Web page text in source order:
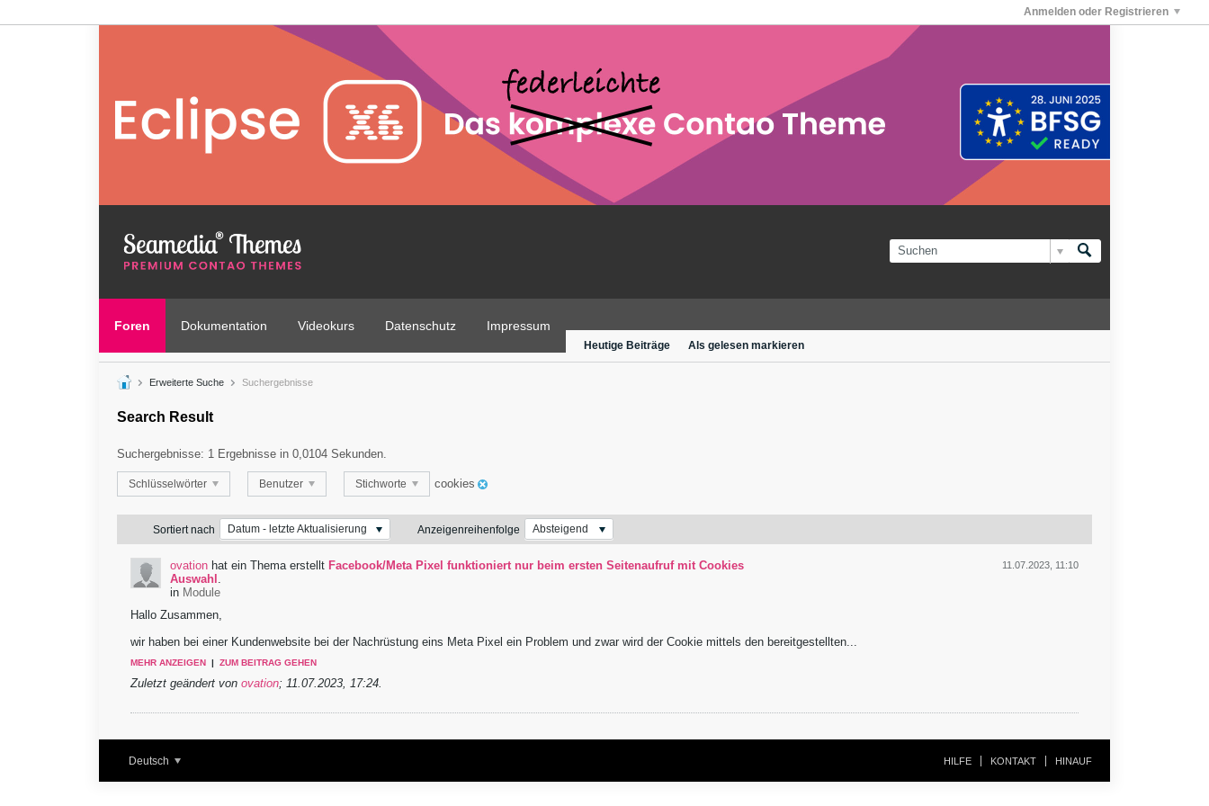
Anmelden oder Registrieren
Foren Dokumentation Videokurs Datenschutz Impressum
Heutige Beiträge Als gelesen markieren
Erweiterte Suche Suchergebnisse
Search Result
Suchergebnisse: 1 Ergebnisse in 0,0104 Sekunden.
Schlüsselwörter Benutzer Stichworte cookies
Sortiert nach Datum - letzte Aktualisierung Anzeigenreihenfolge Absteigend
ovation hat ein Thema erstellt Facebook/Meta Pixel funktioniert nur beim ersten Seitenaufruf mit Cookies
Auswahl .
in Module
11.07.2023, 11:10
Hallo Zusammen,
wir haben bei einer Kundenwebsite bei der Nachrüstung eins Meta Pixel ein Problem und zwar wird der Cookie mittels den bereitgestellten...
MEHR ANZEIGEN | ZUM BEITRAG GEHEN
Zuletzt geändert von ovation; 11.07.2023, 17:24.
Deutsch HILFE KONTAKT HINAUF